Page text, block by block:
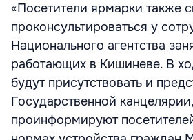
«Посетители ярмарки также
проконсультироваться у
Национального агентства
работающих в Кишиневе. В
будут присутствовать и
Государственной
проинформируют